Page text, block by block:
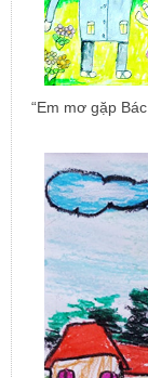
“Em mơ gặp Bác